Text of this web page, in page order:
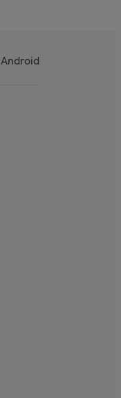
Android